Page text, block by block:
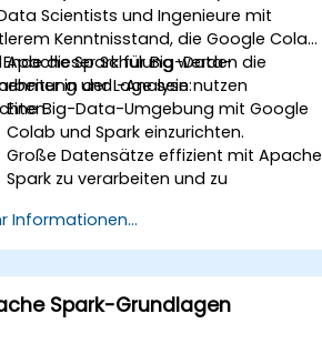
Scientists und Ingenieure mit
Kenntnisstand, die Google Colab
Apache Spark für Big-Data-
und -Analyse nutzen
dieser Schulung werden die
in der Lage sein:
Eine Big-Data-Umgebung mit Google
Colab und Spark einzurichten.
Große Datensätze effizient mit Apache
Spark zu verarbeiten und zu
Big Data in einer kollaborativen
Umgebung zu visualisieren.
Apache Spark mit Cloud-basierten
Tools zu integrieren.
Informationen...
Spark-Grundlagen